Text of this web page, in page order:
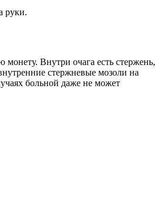
руки.
Внутри очага есть стержень,
стержневые мозоли на
больной даже не может